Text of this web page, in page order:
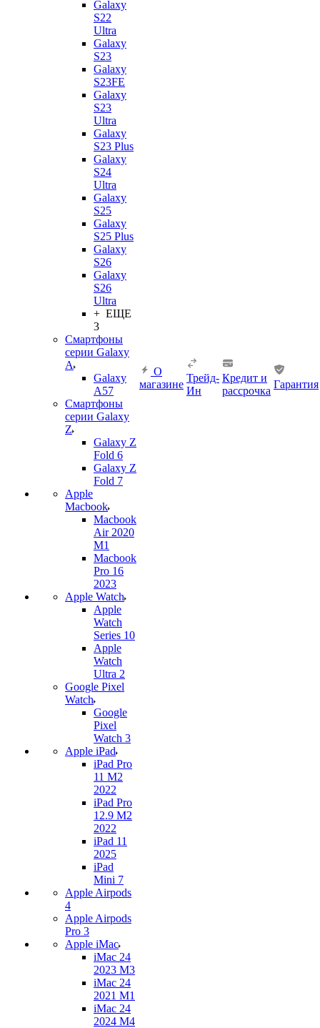
Galaxy
S22
Ultra
Galaxy
S23
Galaxy
S23FE
Galaxy
S23
Ultra
Galaxy
S23 Plus
Galaxy
S24
Ultra
Galaxy
S25
Galaxy
S25 Plus
Galaxy
S26
Galaxy
S26
Ultra
+ ЕЩЕ
3
Смартфоны
серии Galaxy
A
Galaxy
A57
Смартфоны
серии Galaxy
Z
Galaxy Z
Fold 6
Galaxy Z
Fold 7
Apple
Macbook
Macbook
Air 2020
M1
Macbook
Pro 16
2023
Apple Watch
Apple
Watch
Series 10
Apple
Watch
Ultra 2
Google Pixel
Watch
Google
Pixel
Watch 3
Apple iPad
iPad Pro
11 M2
2022
iPad Pro
12.9 M2
2022
iPad 11
2025
iPad
Mini 7
Apple Airpods
4
Apple Airpods
Pro 3
Apple iMac
iMac 24
2023 M3
iMac 24
2021 M1
iMac 24
2024 M4
О
магазине
Трейд-
Ин
Кредит и
рассрочка
Гарантия